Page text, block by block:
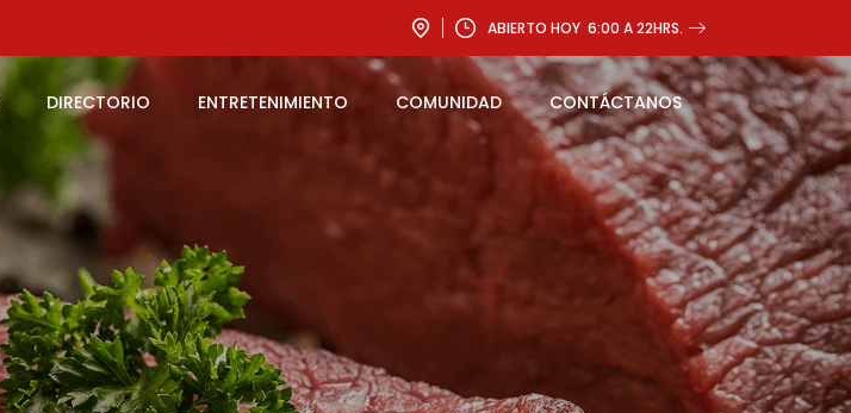
ABIERTO HOY 6:00 A 22HRS.
DIRECTORIO ENTRETENIMIENTO COMUNIDAD CONTÁCTANOS